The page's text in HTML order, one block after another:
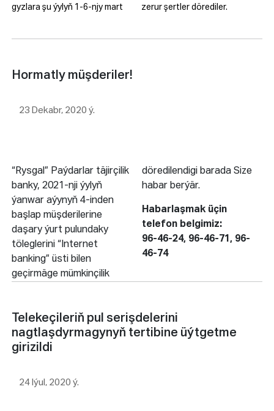
gyzlara şu ýylyň 1-6-njy mart
zerur şertler dörediler.
Hormatly müşderiler!
23 Dekabr, 2020 ý.
“Rysgal” Paýdarlar täjirçilik
banky, 2021-nji ýylyň
ýanwar aýynyň 4-inden
başlap müşderilerine
daşary ýurt pulundaky
töleglerini “Internet
banking” üsti bilen
geçirmäge mümkinçilik
döredilendigi barada Size
habar berýär.
Habarlaşmak üçin
telefon belgimiz:
96-46-24, 96-46-71, 96-
46-74
Telekeçileriň pul serişdelerini
nagtlaşdyrmagynyň tertibine üýtgetme
girizildi
24 Iýul, 2020 ý.